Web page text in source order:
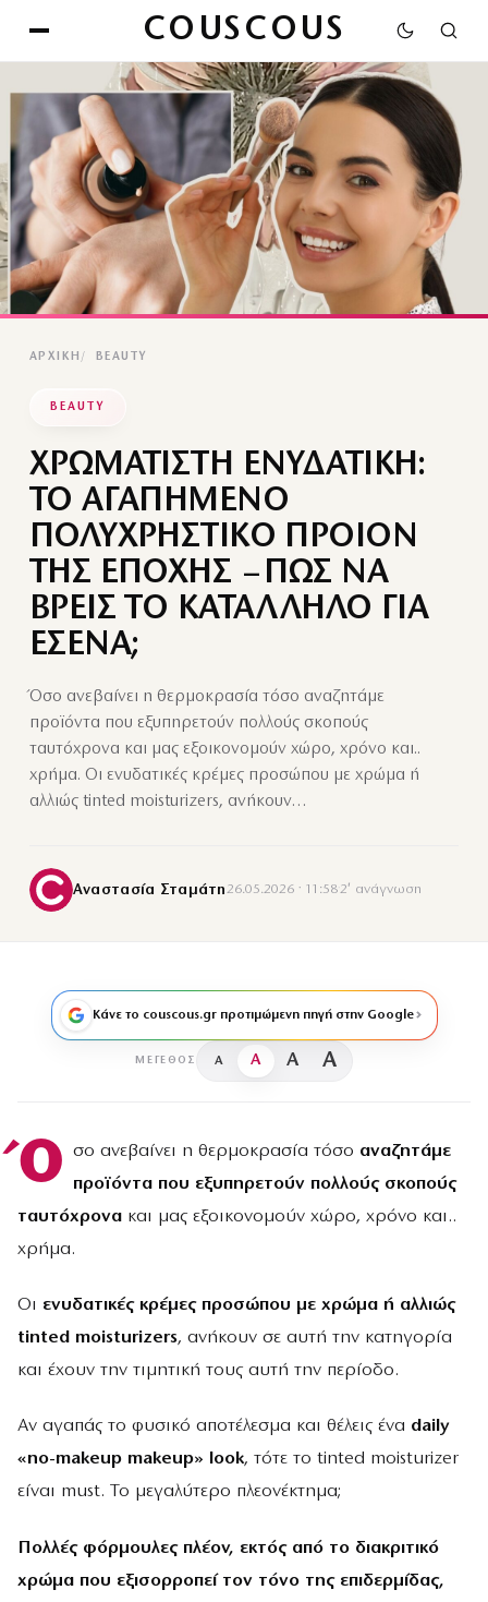
COUSCOUS
ΑΡΧΙΚΉ BEAUTY
BEAUTY
ΧΡΩΜΑΤΙΣΤΗ ΕΝΥΔΑΤΙΚΗ:
ΤΟ ΑΓΑΠΗΜΕΝΟ
ΠΟΛΥΧΡΗΣΤΙΚΟ ΠΡΟΙΟΝ
ΤΗΣ ΕΠΟΧΗΣ – ΠΩΣ ΝΑ
ΒΡΕΙΣ ΤΟ ΚΑΤΑΛΛΗΛΟ ΓΙΑ
ΕΣΕΝΑ;
Όσο ανεβαίνει η θερμοκρασία τόσο αναζητάμε
προϊόντα που εξυπηρετούν πολλούς σκοπούς
ταυτόχρονα και μας εξοικονομούν χώρο, χρόνο και..
χρήμα. Οι ενυδατικές κρέμες προσώπου με χρώμα ή
αλλιώς tinted moisturizers, ανήκουν…
Αναστασία Σταμάτη26.05.2026 · 11:58·2′ ανάγνωση
Κάνε το couscous.gr προτιμώμενη πηγή στην Google
ΜΈΓΕΘΟΣ A A A A
Ό σο ανεβαίνει η θερμοκρασία τόσο αναζητάμε
προϊόντα που εξυπηρετούν πολλούς σκοπούς
ταυτόχρονα και μας εξοικονομούν χώρο, χρόνο και..
χρήμα.
Οι ενυδατικές κρέμες προσώπου με χρώμα ή αλλιώς
tinted moisturizers, ανήκουν σε αυτή την κατηγορία
και έχουν την τιμητική τους αυτή την περίοδο.
Αν αγαπάς το φυσικό αποτέλεσμα και θέλεις ένα daily
«no-makeup makeup» look, τότε το tinted moisturizer
είναι must. Το μεγαλύτερο πλεονέκτημα;
Πολλές φόρμουλες πλέον, εκτός από το διακριτικό
χρώμα που εξισορροπεί τον τόνο της επιδερμίδας,